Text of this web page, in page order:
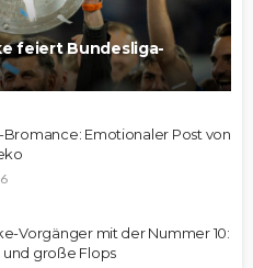
feiert Bundesliga-
Emotionaler Post von
Vorgänger mit der Nummer 10:
große Flops